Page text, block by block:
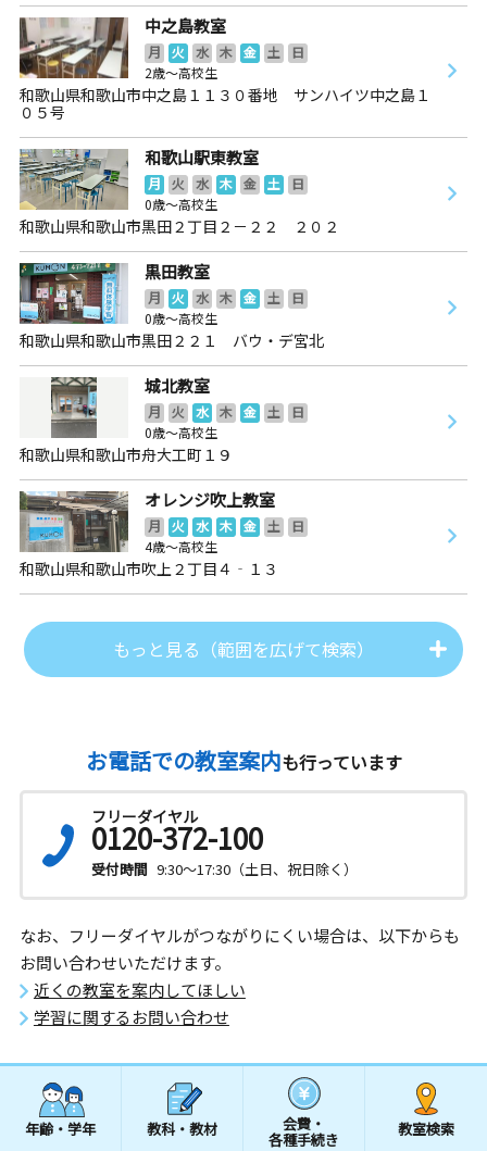
中之島教室
月 火 水 木 金 土
日
2歳～高校生
和歌山県和歌山市中之島１１３０番地 サンハイツ中之島１
０５号
和歌山駅東教室
月 火 水 木 金 土
日
0歳～高校生
和歌山県和歌山市黒田２丁目２－２２ ２０２
黒田教室
月 火 水 木 金 土
日
0歳～高校生
和歌山県和歌山市黒田２２１ バウ・デ宮北
城北教室
月 火 水 木 金 土
日
0歳～高校生
和歌山県和歌山市舟大工町１９
オレンジ吹上教室
月 火 水 木 金 土
日
4歳～高校生
和歌山県和歌山市吹上２丁目４‐１３
もっと見る（範囲を広げて検索）
お電話での教室案内も行っています
フリーダイヤル
0120-372-100
受付時間 9:30～17:30（土日、祝日除く）
なお、フリーダイヤルがつながりにくい場合は、以下からも
お問い合わせいただけます。
近くの教室を案内してほしい
学習に関するお問い合わせ
年齢・学年 教科・教材 会費・
各種手続き
教室検索